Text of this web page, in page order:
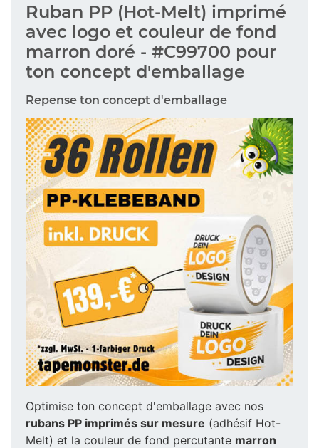
Ruban PP (Hot-Melt) imprimé
avec logo et couleur de fond
marron doré - #C99700 pour
ton concept d'emballage
Repense ton concept d'emballage
Optimise ton concept d'emballage avec nos
rubans PP imprimés sur mesure (adhésif Hot-
Melt) et la couleur de fond percutante marron